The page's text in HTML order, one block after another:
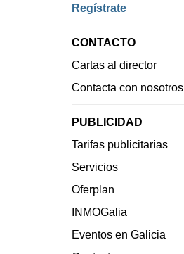
Regístrate
CONTACTO
Cartas al director
Contacta con nosotros
PUBLICIDAD
Tarifas publicitarias
Servicios
Oferplan
INMOGalia
Eventos en Galicia